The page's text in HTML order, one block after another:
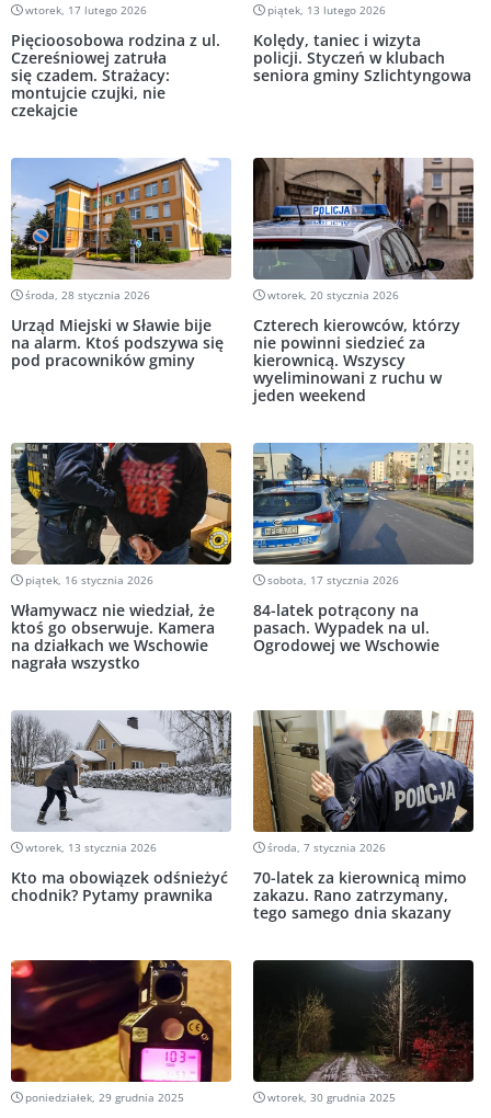
wtorek, 17 lutego 2026
Pięcioosobowa rodzina z ul.
Czereśniowej zatruła
się czadem. Strażacy:
montujcie czujki, nie
czekajcie
piątek, 13 lutego 2026
Kolędy, taniec i wizyta
policji. Styczeń w klubach
seniora gminy Szlichtyngowa
środa, 28 stycznia 2026
Urząd Miejski w Sławie bije
na alarm. Ktoś podszywa się
pod pracowników gminy
wtorek, 20 stycznia 2026
Czterech kierowców, którzy
nie powinni siedzieć za
kierownicą. Wszyscy
wyeliminowani z ruchu w
jeden weekend
piątek, 16 stycznia 2026
Włamywacz nie wiedział, że
ktoś go obserwuje. Kamera
na działkach we Wschowie
nagrała wszystko
sobota, 17 stycznia 2026
84-latek potrącony na
pasach. Wypadek na ul.
Ogrodowej we Wschowie
wtorek, 13 stycznia 2026
Kto ma obowiązek odśnieżyć
chodnik? Pytamy prawnika
środa, 7 stycznia 2026
70-latek za kierownicą mimo
zakazu. Rano zatrzymany,
tego samego dnia skazany
poniedziałek, 29 grudnia 2025 wtorek, 30 grudnia 2025